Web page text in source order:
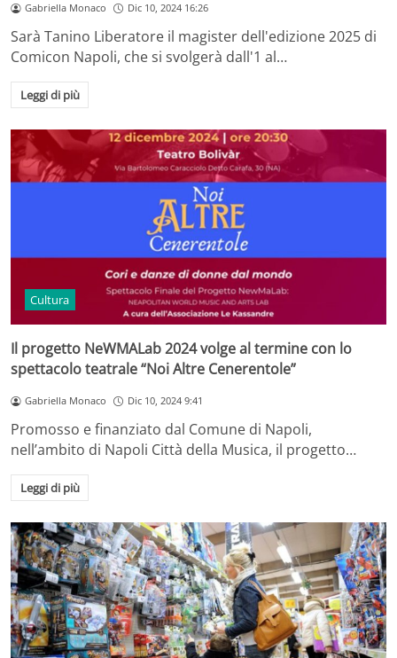
Gabriella Monaco Dic 10, 2024 16:26
Sarà Tanino Liberatore il magister dell'edizione 2025 di
Comicon Napoli, che si svolgerà dall'1 al…
Leggi di più
Cultura
Il progetto NeWMALab 2024 volge al termine con lo
spettacolo teatrale “Noi Altre Cenerentole”
Gabriella Monaco Dic 10, 2024 9:41
Promosso e finanziato dal Comune di Napoli,
nell’ambito di Napoli Città della Musica, il progetto…
Leggi di più